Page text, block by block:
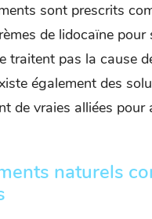
sont prescrits
de lidocaïne pour
traitent pas la cause
également des
de vraies alliées pour
naturels